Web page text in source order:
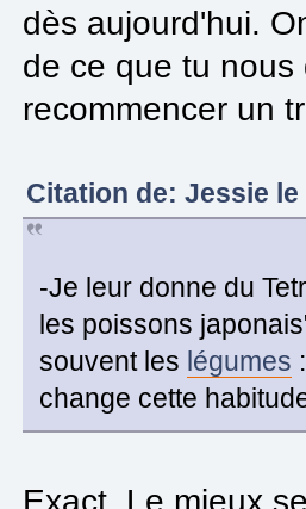
dès aujourd'hui.
de ce que tu
recommencer un
Citation de: Jessie le
-Je leur donne du
les poissons
souvent les légumes
change cette
Exact. Le mieux